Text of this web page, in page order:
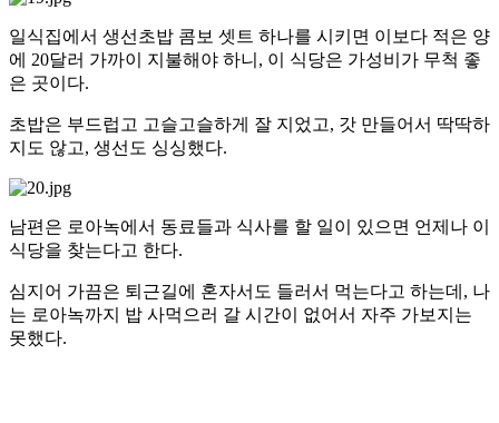
일식집에서 생선초밥 콤보 셋트 하나를 시키면 이보다 적은 양
에 20달러 가까이 지불해야 하니, 이 식당은 가성비가 무척 좋
은 곳이다.
초밥은 부드럽고 고슬고슬하게 잘 지었고, 갓 만들어서 딱딱하
지도 않고, 생선도 싱싱했다.
남편은 로아녹에서 동료들과 식사를 할 일이 있으면 언제나 이
식당을 찾는다고 한다.
심지어 가끔은 퇴근길에 혼자서도 들러서 먹는다고 하는데, 나
는 로아녹까지 밥 사먹으러 갈 시간이 없어서 자주 가보지는
못했다.